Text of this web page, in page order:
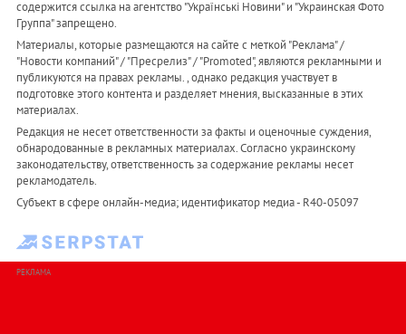
содержится ссылка на агентство "Українськi Новини" и "Украинская Фото
Группа" запрещено.
Материалы, которые размещаются на сайте с меткой "Реклама" /
"Новости компаний" / "Пресрелиз" / "Promoted", являются рекламными и
публикуются на правах рекламы. , однако редакция участвует в
подготовке этого контента и разделяет мнения, высказанные в этих
материалах.
Редакция не несет ответственности за факты и оценочные суждения,
обнародованные в рекламных материалах. Согласно украинскому
законодательству, ответственность за содержание рекламы несет
рекламодатель.
Субъект в сфере онлайн-медиа; идентификатор медиа - R40-05097
РЕКЛАМА